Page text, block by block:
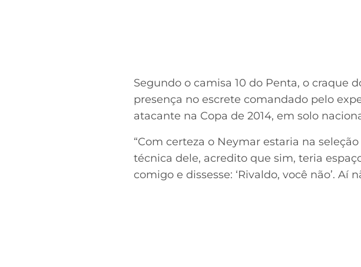
Segundo o camisa 10 do Penta, o craque
presença no escrete comandado pelo
atacante na Copa de 2014, em solo
“Com certeza o Neymar estaria na
técnica dele, acredito que sim, teria
comigo e dissesse: ‘Rivaldo, você não’. Aí